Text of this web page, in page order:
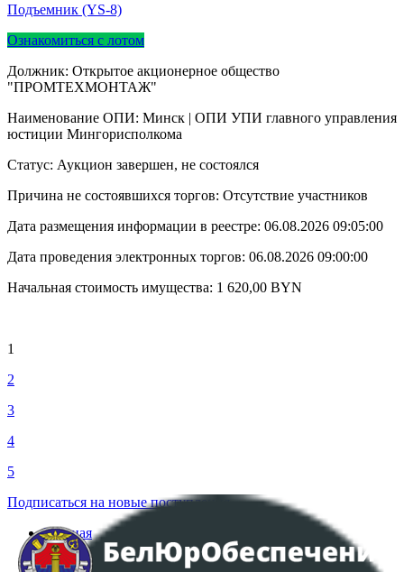
Подъемник (YS-8)
Ознакомиться с лотом
Должник: Открытое акционерное общество
"ПРОМТЕХМОНТАЖ"
Наименование ОПИ: Минск | ОПИ УПИ главного управления
юстиции Мингорисполкома
Статус: Аукцион завершен, не состоялся
Причина не состоявшихся торгов: Отсутствие участников
Дата размещения информации в реестре: 06.08.2026 09:05:00
Дата проведения электронных торгов: 06.08.2026 09:00:00
Начальная стоимость имущества: 1 620,00 BYN
1
2
3
4
5
Подписаться на новые поступления
Главная
Аукционы
Интернет-магазин